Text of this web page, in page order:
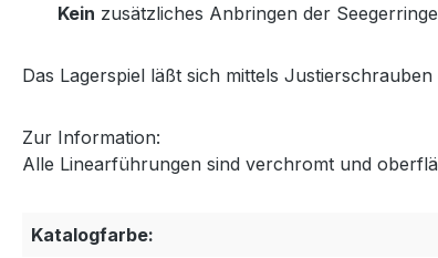
Kein zusätzliches Anbringen der
Das Lagerspiel läßt sich mittels Justierschrauben
Zur Information:
Alle Linearführungen sind verchromt und
Katalogfarbe: